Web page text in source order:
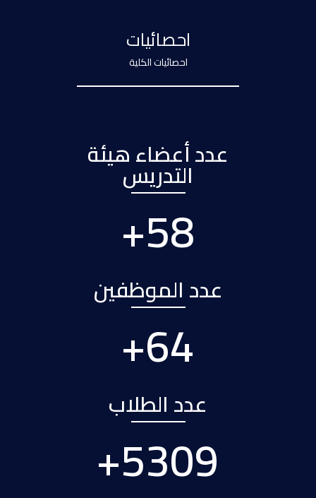
احصائيات
احصائيات الكلية
عدد أعضاء هيئة
التدريس
71
+
عدد الموظفين
79
+
عدد الطلاب
6597
+